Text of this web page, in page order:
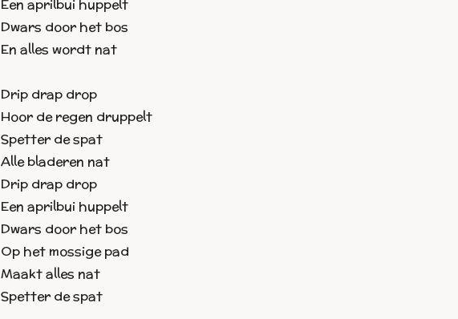
Een aprilbui huppelt
Dwars door het bos
En alles wordt nat
Drip drap drop
Hoor de regen druppelt
Spetter de spat
Alle bladeren nat
Drip drap drop
Een aprilbui huppelt
Dwars door het bos
Op het mossige pad
Maakt alles nat
Spetter de spat